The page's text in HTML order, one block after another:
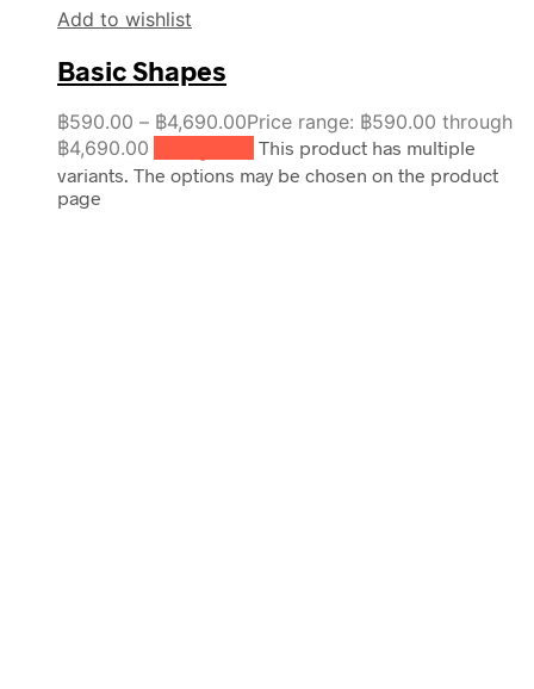
Add to wishlist
Basic Shapes
฿590.00 – ฿4,690.00Price range: ฿590.00 through
฿4,690.00
This product has multiple
variants. The options may be chosen on the product
page